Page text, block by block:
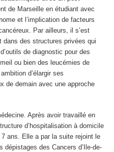
de Marseille en étudiant avec
et l’implication de facteurs
Par ailleurs, il s’est
dans des structures privées qui
de diagnostic pour des
ou bien des leucémies de
d’élargir ses
de demain avec une approche
Après avoir travaillé en
d’hospitalisation à domicile
ans. Elle a par la suite rejoint le
dépistages des Cancers d’Ile-de-